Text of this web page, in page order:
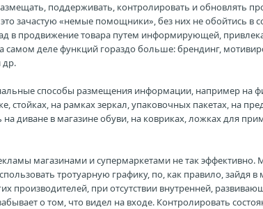
поддерживать, контролировать и обновлять
зачастую «немые помощники», без них не обойтись в
в продвижение товара путем информирующей,
деле функций гораздо больше: брендинг,
др.
способы размещения информации, например на
стойках, на рамках зеркал, упаковочных пакетах, на
диване в магазине обуви, на ковриках, ложках для
магазинами и супермаркетами не так эффективно.
тротуарную графику, по, как правило, зайдя в
производителей, при отсутствии внутренней,
о том, что видел на входе. Контролировать